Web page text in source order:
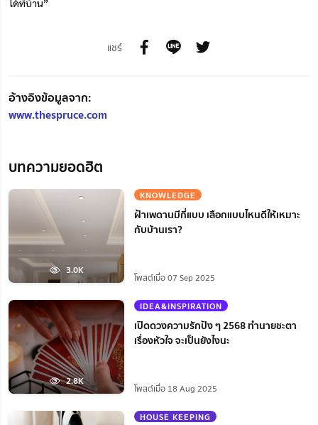
ได้ที่บ้าน”
แชร์
อ้างอิงข้อมูลจาก:
www.thespruce.com
บทความยอดฮิต
3.0K
KNOWLEDGE
ฝ้าเพดานมีกี่แบบ เลือกแบบไหนดีให้เหมาะ
กับบ้านเรา?
โพสต์เมื่อ 07 Sep 2025
2.8K
IDEA&INSPIRATION
เปิดดวงความรักปัง ๆ 2568 ทำนายชะตา
เรื่องหัวใจ จะเป็นยังไงนะ
โพสต์เมื่อ 18 Aug 2025
HOUSE KEEPING